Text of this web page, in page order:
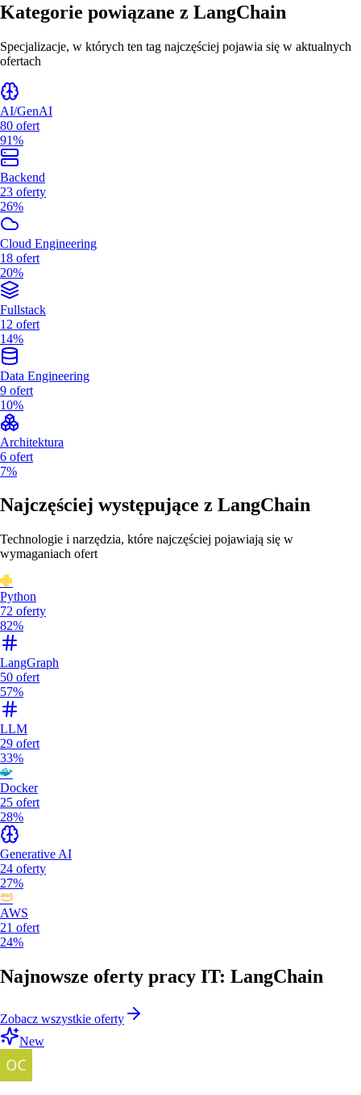
Kategorie powiązane z LangChain
Specjalizacje, w których ten tag najczęściej pojawia się w aktualnych
ofertach
AI/GenAI
80 ofert
91%
Backend
23 oferty
26%
Cloud Engineering
18 ofert
20%
Fullstack
12 ofert
14%
Data Engineering
9 ofert
10%
Architektura
6 ofert
7%
Najczęściej występujące z LangChain
Technologie i narzędzia, które najczęściej pojawiają się w
wymaganiach ofert
Python
72 oferty
82%
LangGraph
50 ofert
57%
LLM
29 ofert
33%
Docker
25 ofert
28%
Generative AI
24 oferty
27%
AWS
21 ofert
24%
Najnowsze oferty pracy IT: LangChain
Zobacz wszystkie oferty
New